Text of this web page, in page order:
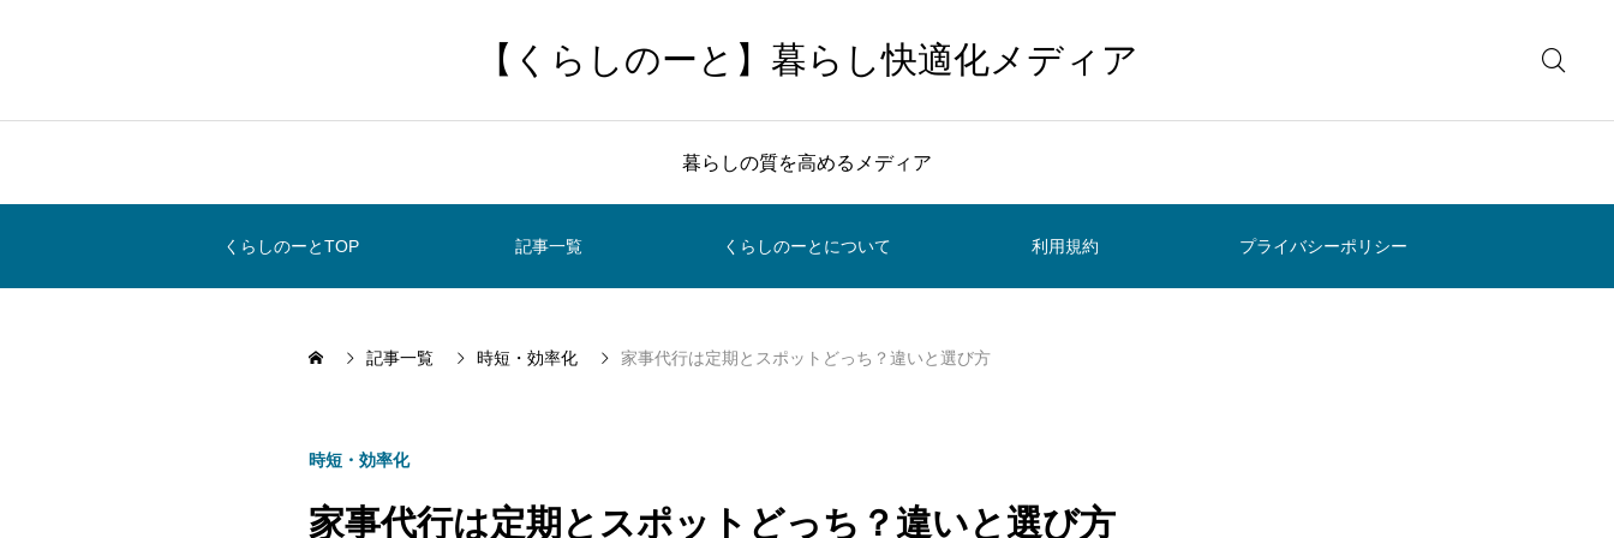
【くらしのーと】暮らし快適化メディア
暮らしの質を高めるメディア
くらしのーとTOP 記事一覧 くらしのーとについて 利用規約 プライバシーポリシー
記事一覧 時短・効率化 家事代行は定期とスポットどっち？違いと選び方
時短・効率化
家事代行は定期とスポットどっち？違いと選び方